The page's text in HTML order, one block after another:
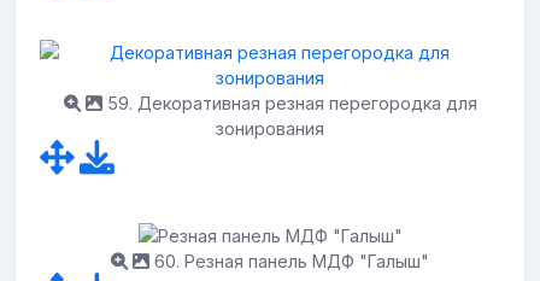
59. Декоративная резная перегородка для
зонирования
60. Резная панель МДФ "Галыш"